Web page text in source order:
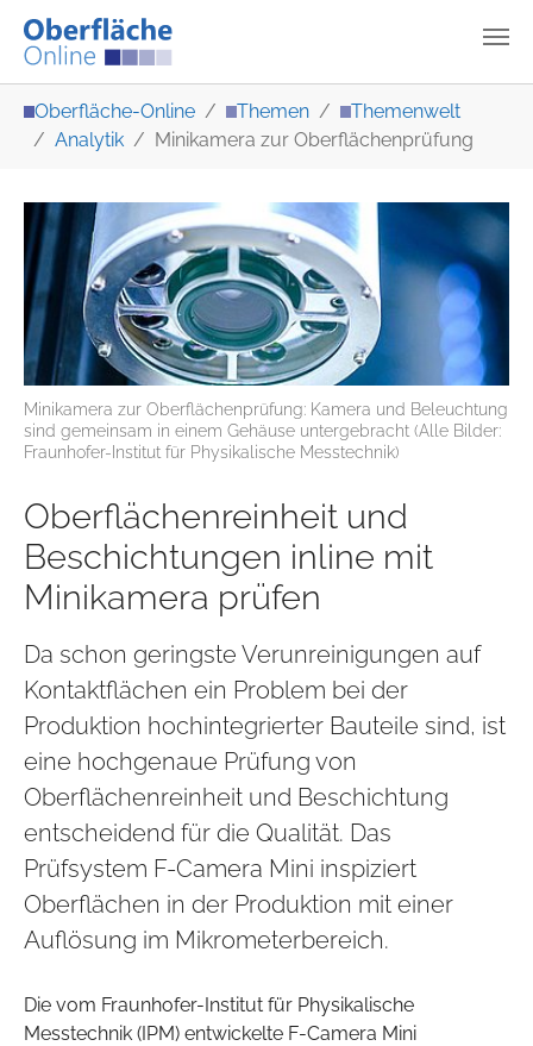
Oberfläche-Online Themen
Themenwelt
Analytik
Minikamera zur Oberflächenprüfung
Minikamera zur Oberflächenprüfung: Kamera und Beleuchtung
sind gemeinsam in einem Gehäuse untergebracht (Alle Bilder:
Fraunhofer-Institut für Physikalische Messtechnik)
Oberflächenreinheit und
Beschichtungen inline mit
Minikamera prüfen
Da schon geringste Verunreinigungen auf
Kontaktflächen ein Problem bei der
Produktion hochintegrierter Bauteile sind, ist
eine hochgenaue Prüfung von
Oberflächenreinheit und Beschichtung
entscheidend für die Qualität. Das
Prüfsystem F-Camera Mini inspiziert
Oberflächen in der Produktion mit einer
Auflösung im Mikrometerbereich.
Die vom Fraunhofer-Institut für Physikalische
Messtechnik (IPM) entwickelte F-Camera Mini